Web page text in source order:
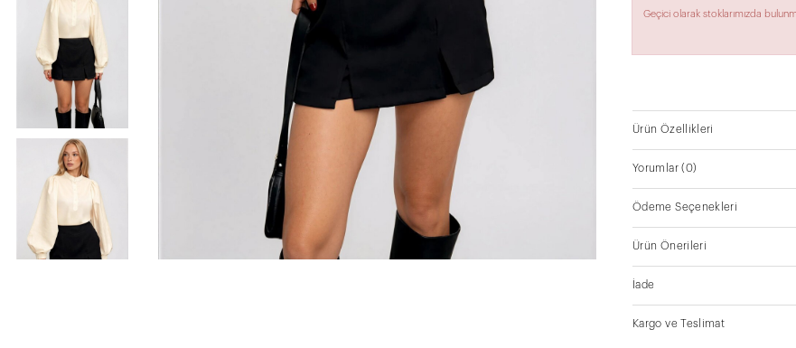
Geçici olarak stoklarımızda
Ürün Özellikleri
Yorumlar(0)
Ödeme Seçenekleri
Ürün Önerileri
İade
Kargo ve Teslimat